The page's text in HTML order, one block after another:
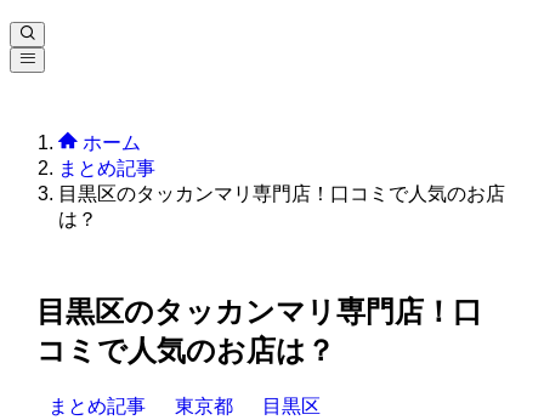
ホーム
まとめ記事
目黒区のタッカンマリ専門店！口コミで人気のお店
は？
目黒区のタッカンマリ専門店！口
コミで人気のお店は？
まとめ記事 東京都
目黒区